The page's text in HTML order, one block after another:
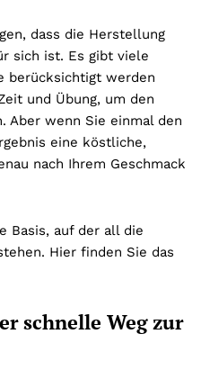
dass die Herstellung
sich ist. Es gibt viele
berücksichtigt werden
und Übung, um den
Aber wenn Sie einmal den
eine köstliche,
nach Ihrem Geschmack
Basis, auf der all die
Hier finden Sie das
schnelle Weg zur